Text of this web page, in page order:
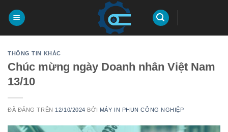
đến
THÔNG TIN KHÁC
Chúc mừng ngày Doanh nhân Việt Nam
13/10
ĐÃ ĐĂNG TRÊN 12/10/2024 BỞI MÁY IN PHUN CÔNG NGHIỆP